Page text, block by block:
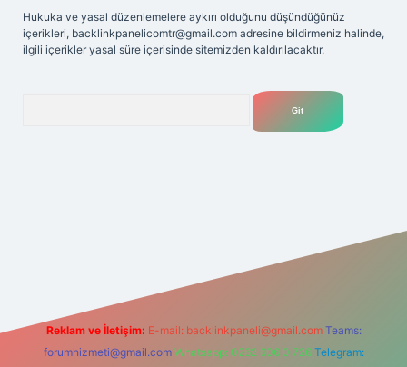
Hukuka ve yasal düzenlemelere aykırı olduğunu düşündüğünüz
içerikleri, backlinkpanelicomtr@gmail.com adresine bildirmeniz halinde,
ilgili içerikler yasal süre içerisinde sitemizden kaldırılacaktır.
Reklam ve İletişim: E-mail: backlinkpaneli@gmail.com Teams:
forumhizmeti@gmail.com Whatsapp: 0262 606 0 726 Telegram: